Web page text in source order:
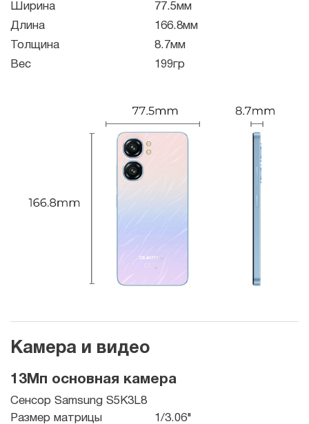
Ширина
77.5мм
Длина
166.8мм
Толщина
8.7мм
Вес
199гр
Камера и видео
13Мп основная камера
Сенсор Samsung S5K3L8
Размер матрицы
1/3.06"